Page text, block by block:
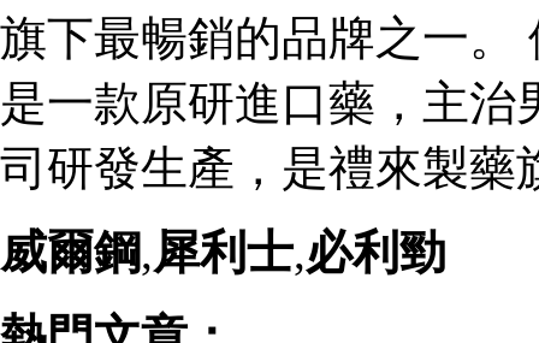
旗下最暢銷的品牌之一。
是一款原研進口藥，主
司研發生產，是禮來製藥
威爾鋼,犀利士,必利勁